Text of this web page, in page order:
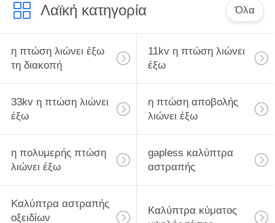
Λαϊκή κατηγορία Όλα
η πτώση λιώνει έξω
τη διακοπή
11kv η πτώση λιώνει
έξω
33kv η πτώση λιώνει
έξω
η πτώση αποβολής
λιώνει έξω
η πολυμερής πτώση
λιώνει έξω
gapless καλύπτρα
αστραπής
Καλύπτρα αστραπής
οξειδίων
Καλύπτρα κύματος